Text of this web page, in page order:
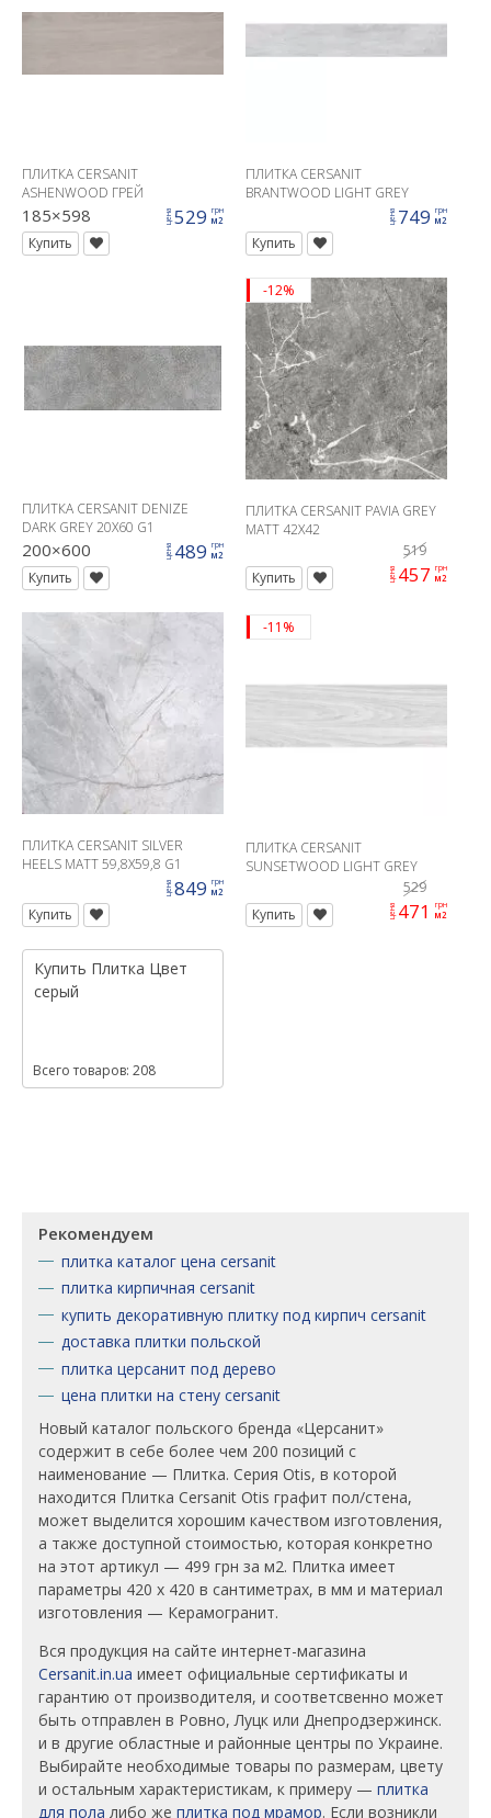
ПЛИТКА CERSANIT
ASHENWOOD ГРЕЙ
185×598 цена 529 грн
м2
Купить
ПЛИТКА CERSANIT
BRANTWOOD LIGHT GREY
цена 749 грн
м2
Купить
ПЛИТКА CERSANIT DENIZE
DARK GREY 20X60 G1
200×600 цена 489 грн
м2
Купить
-12%
ПЛИТКА CERSANIT PAVIA GREY
MATT 42X42
519
Купить
цена 457 грн
м2
ПЛИТКА CERSANIT SILVER
HEELS MATT 59,8X59,8 G1
цена849 грн
м2
Купить
-11%
ПЛИТКА CERSANIT
SUNSETWOOD LIGHT GREY
529
Купить
цена471 грн
м2
Купить Плитка Цвет
серый
Всего товаров: 208
Рекомендуем
плитка каталог цена cersanit
плитка кирпичная cersanit
купить декоративную плитку под кирпич cersanit
доставка плитки польской
плитка церсанит под дерево
цена плитки на стену cersanit
Новый каталог польского бренда «Церсанит»
содержит в себе более чем 200 позиций с
наименование — Плитка. Серия Otis, в которой
находится Плитка Cersanit Otis графит пол/стена,
может выделится хорошим качеством изготовления,
а также доступной стоимостью, которая конкретно
на этот артикул — 499 грн за м2. Плитка имеет
параметры 420 x 420 в сантиметрах, в мм и материал
изготовления — Керамогранит.
Вся продукция на сайте интернет-магазина
Cersanit.in.ua имеет официальные сертификаты и
гарантию от производителя, и соответсвенно может
быть отправлен в Ровно, Луцк или Днепродзержинск.
и в другие областные и районные центры по Украине.
Выбирайте необходимые товары по размерам, цвету
и остальным характеристикам, к примеру — плитка
для пола либо же плитка под мрамор. Если возникли